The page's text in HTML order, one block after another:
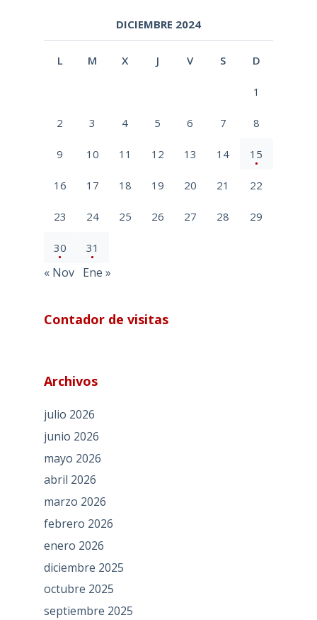
DICIEMBRE 2024
L M X J V S D
1
2 3 4 5 6 7 8
9 10 11 12 13 14 15
16 17 18 19 20 21 22
23 24 25 26 27 28 29
30 31
« Nov Ene »
Contador de visitas
Archivos
julio 2026
junio 2026
mayo 2026
abril 2026
marzo 2026
febrero 2026
enero 2026
diciembre 2025
octubre 2025
septiembre 2025